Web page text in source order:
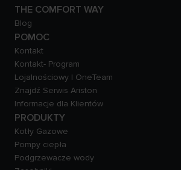
THE COMFORT WAY
Blog
POMOC
Kontakt
Kontakt- Program
Lojalnościowy | OneTeam
Znajdź Serwis Ariston
Informacje dla Klientów
PRODUKTY
Kotły Gazowe
Pompy ciepła
Podgrzewacze wody